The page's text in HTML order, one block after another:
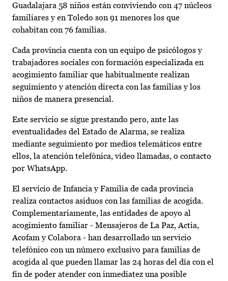
Guadalajara 58 niños están conviviendo con 47 núcleos
familiares y en Toledo son 91 menores los que
cohabitan con 76 familias.
Cada provincia cuenta con un equipo de psicólogos y
trabajadores sociales con formación especializada en
acogimiento familiar que habitualmente realizan
seguimiento y atención directa con las familias y los
niños de manera presencial.
Este servicio se sigue prestando pero, ante las
eventualidades del Estado de Alarma, se realiza
mediante seguimiento por medios telemáticos entre
ellos, la atención telefónica, video llamadas, o contacto
por WhatsApp.
El servicio de Infancia y Familia de cada provincia
realiza contactos asiduos con las familias de acogida.
Complementariamente, las entidades de apoyo al
acogimiento familiar - Mensajeros de La Paz, Actia,
Acofam y Colabora - han desarrollado un servicio
telefónico con un número exclusivo para familias de
acogida al que pueden llamar las 24 horas del día con el
fin de poder atender con inmediatez una posible